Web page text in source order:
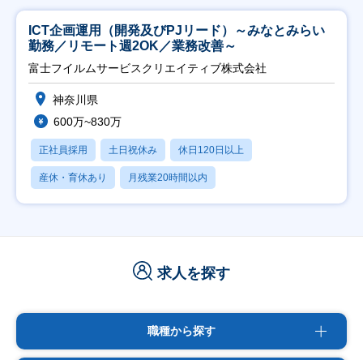
ICT企画運用（開発及びPJリード）～みなとみらい
勤務／リモート週2OK／業務改善～
富士フイルムサービスクリエイティブ株式会社
神奈川県
600万~830万
正社員採用 土日祝休み 休日120日以上
産休・育休あり 月残業20時間以内
求人を探す
職種から探す